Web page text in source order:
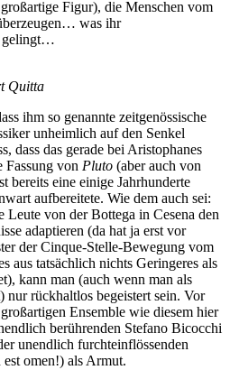
Figur), die Menschen vom
was ihr
gelingt…
Quitta
ihm so genannte zeitgenössische
unheimlich auf den Senkel
dass das gerade bei Aristophanes
Fassung von Pluto (aber auch von
bereits eine einige Jahrhunderte
aufbereitete. Wie dem auch sei:
von der Bottega in Cesena den
adaptieren (da hat ja erst vor
der Cinque-Stelle-Bewegung vom
aus tatsächlich nichts Geringeres als
kann man (auch wenn man als
nur rückhaltlos begeistert sein. Vor
Ensemble wie diesem hier
berührenden Stefano Bicocchi
unendlich furchteinflössenden
omen!) als Armut.